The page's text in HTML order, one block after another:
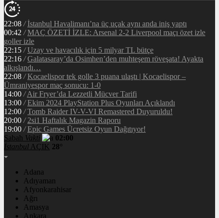
22:08 / İstanbul Havalimanı’na üç uçak aynı anda iniş yaptı
00:42 / MAÇ ÖZETİ İZLE: Arsenal 2-2 Liverpool maçı özet izle
goller izle
22:15 / Uzay ve havacılık için 5 milyar TL bütçe
22:16 / Galatasaray’da Osimhen’den muhteşem röveşata! Ayakta
alkışlandı…
22:08 / Kocaelispor tek golle 3 puana ulaştı | Kocaelispor –
Ümraniyespor maç sonucu: 1-0
14:00 / Air Fryer’da Lezzetli Mücver Tarifi
13:00 / Ekim 2024 PlayStation Plus Oyunları Açıklandı
12:00 / Tomb Raider IV-V-VI Remastered Duyuruldu!
20:00 / 2si1 Haftalık Magazin Raporu
19:00 / Epic Games Ücretsiz Oyun Dağıtıyor!
Sabah Vakti
02:00
İstanbul AÇIK 28°
Adana
Adıyaman
Afyonkarahisar
Ağrı
Amasya
Ankara